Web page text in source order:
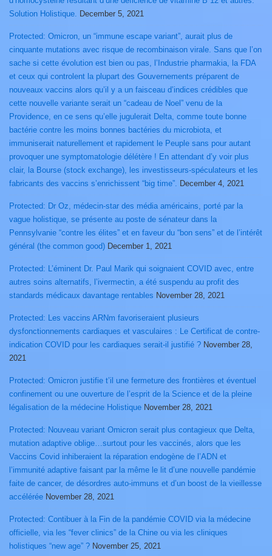
Solution Holistique. December 5, 2021
Protected: Omicron, un “immune escape variant”, aurait plus de
cinquante mutations avec risque de recombinaison virale. Sans que l’on
sache si cette évolution est bien ou pas, l’Industrie pharmakia, la FDA
et ceux qui controlent la plupart des Gouvernements préparent de
nouveaux vaccins alors qu’il y a un faisceau d’indices crédibles que
cette nouvelle variante serait un “cadeau de Noel” venu de la
Providence, en ce sens qu’elle jugulerait Delta, comme toute bonne
bactérie contre les moins bonnes bactéries du microbiota, et
immuniserait naturellement et rapidement le Peuple sans pour autant
provoquer une symptomatologie délétère ! En attendant d’y voir plus
clair, la Bourse (stock exchange), les investisseurs-spéculateurs et les
fabricants des vaccins s’enrichissent “big time”. December 4, 2021
Protected: Dr Oz, médecin-star des média américains, porté par la
vague holistique, se présente au poste de sénateur dans la
Pennsylvanie “contre les élites” et en faveur du “bon sens” et de l’intérêt
général (the common good) December 1, 2021
Protected: L’éminent Dr. Paul Marik qui soignaient COVID avec, entre
autres soins alternatifs, l’ivermectin, a été suspendu au profit des
standards médicaux davantage rentables November 28, 2021
Protected: Les vaccins ARNm favoriseraient plusieurs
dysfonctionnements cardiaques et vasculaires : Le Certificat de contre-
indication COVID pour les cardiaques serait-il justifié ? November 28,
2021
Protected: Omicron justifie t’il une fermeture des frontières et éventuel
confinement ou une ouverture de l’esprit de la Science et de la pleine
légalisation de la médecine Holistique November 28, 2021
Protected: Nouveau variant Omicron serait plus contagieux que Delta,
mutation adaptive oblige…surtout pour les vaccinés, alors que les
Vaccins Covid inhiberaient la réparation endogène de l’ADN et
l’immunité adaptive faisant par la même le lit d’une nouvelle pandémie
faite de cancer, de désordres auto-immuns et d’un boost de la vieillesse
accélérée November 28, 2021
Protected: Contibuer à la Fin de la pandémie COVID via la médecine
officielle, via les “fever clinics” de la Chine ou via les cliniques
holistiques “new age” ? November 25, 2021